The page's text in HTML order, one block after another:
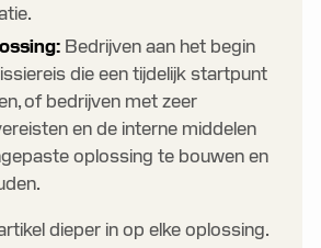
Bedrijven aan het begin
die een tijdelijk startpunt
of bedrijven met zeer
en de interne middelen
oplossing te bouwen en
dieper in op elke oplossing.